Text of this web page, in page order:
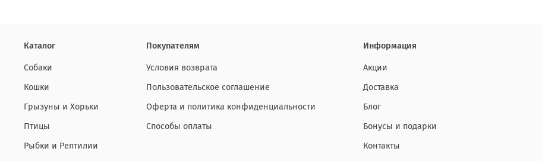
Каталог
Собаки
Кошки
Грызуны и Хорьки
Птицы
Рыбки и Рептилии
Покупателям
Условия возврата
Пользовательское соглашение
Оферта и политика конфиденциальности
Способы оплаты
Информация
Акции
Доставка
Блог
Бонусы и подарки
Контакты